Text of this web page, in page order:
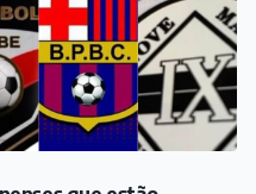
prevenção e
João del-Rei